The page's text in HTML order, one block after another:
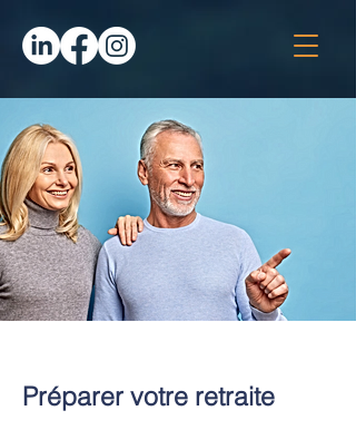
Préparer votre retraite